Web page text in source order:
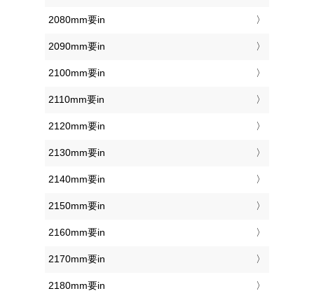
2080mm要in
2090mm要in
2100mm要in
2110mm要in
2120mm要in
2130mm要in
2140mm要in
2150mm要in
2160mm要in
2170mm要in
2180mm要in